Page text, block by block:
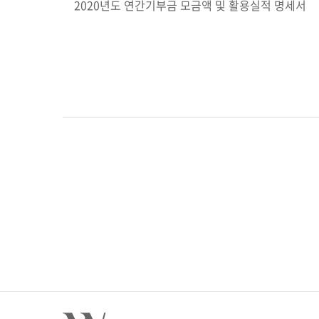
2020년도 연간기부금 모금액 및 활용실적 명세서